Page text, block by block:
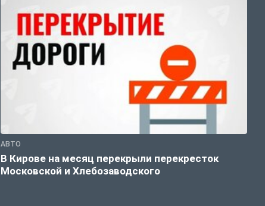
АВТО
В Кирове на месяц перекрыли перекресток
Московской и Хлебозаводского